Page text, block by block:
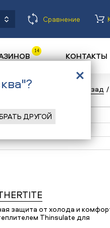
Сравнение
14 КОНТАКТЫ
Назад /
защита от холода и
Thinsulate для
ДРУГОЙ